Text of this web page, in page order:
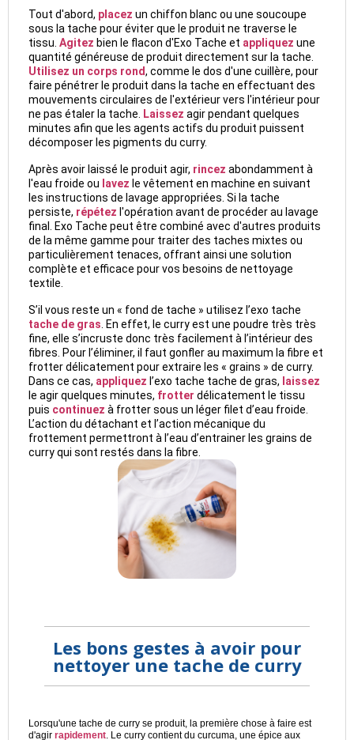
Tout d'abord, placez un chiffon blanc ou une soucoupe
sous la tache pour éviter que le produit ne traverse le
tissu. Agitez bien le flacon d'Exo Tache et appliquez une
quantité généreuse de produit directement sur la tache.
Utilisez un corps rond, comme le dos d'une cuillère, pour
faire pénétrer le produit dans la tache en effectuant des
mouvements circulaires de l'extérieur vers l'intérieur pour
ne pas étaler la tache. Laissez agir pendant quelques
minutes afin que les agents actifs du produit puissent
décomposer les pigments du curry.
Après avoir laissé le produit agir, rincez abondamment à
l'eau froide ou lavez le vêtement en machine en suivant
les instructions de lavage appropriées. Si la tache
persiste, répétez l'opération avant de procéder au lavage
final. Exo Tache peut être combiné avec d'autres produits
de la même gamme pour traiter des taches mixtes ou
particulièrement tenaces, offrant ainsi une solution
complète et efficace pour vos besoins de nettoyage
textile.
S’il vous reste un « fond de tache » utilisez l’exo tache
tache de gras. En effet, le curry est une poudre très très
fine, elle s’incruste donc très facilement à l’intérieur des
fibres. Pour l’éliminer, il faut gonfler au maximum la fibre et
frotter délicatement pour extraire les « grains » de curry.
Dans ce cas, appliquez l’exo tache tache de gras, laissez
le agir quelques minutes, frotter délicatement le tissu
puis continuez à frotter sous un léger filet d’eau froide.
L’action du détachant et l’action mécanique du
frottement permettront à l’eau d’entrainer les grains de
curry qui sont restés dans la fibre.
Les bons gestes à avoir pour
nettoyer une tache de curry
Lorsqu'une tache de curry se produit, la première chose à faire est
d'agir rapidement. Le curry contient du curcuma, une épice aux